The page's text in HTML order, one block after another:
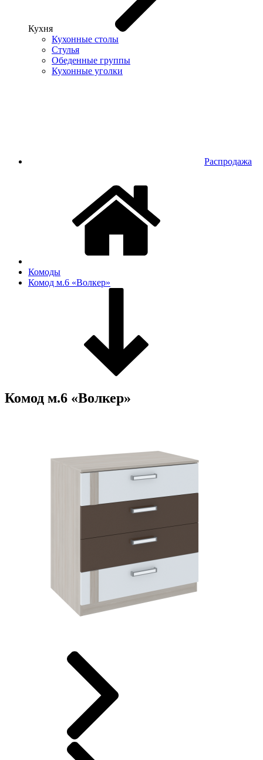
Кухня
Кухонные столы
Стулья
Обеденные группы
Кухонные уголки
Распродажа
Комоды
Комод м.6 «Волкер»
Комод м.6 «Волкер»